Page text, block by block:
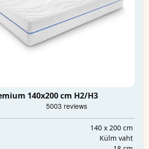
140x200 cm H2/H3
140 x 200 cm
Külm vaht